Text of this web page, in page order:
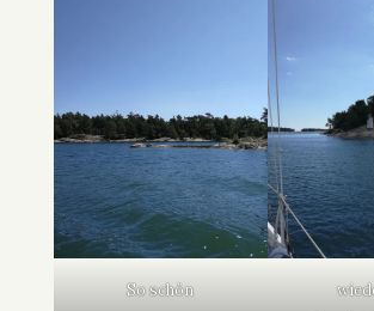
So schön